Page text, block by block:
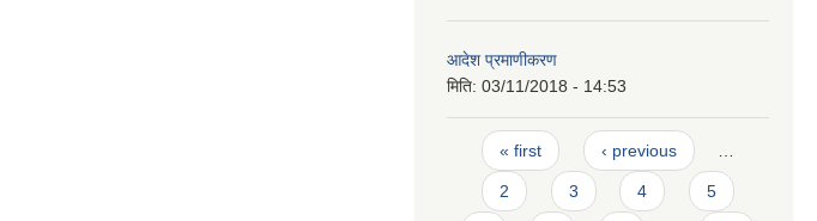
आदेश प्रमाणीकरण
मिति: 03/11/2018 - 14:53
Pages
« first ‹ previous …
2 3 4 5